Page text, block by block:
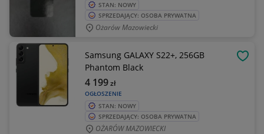
STAN: NOWY
SPRZEDAJĄCY: OSOBA PRYWATNA
Ożarów Mazowiecki
Samsung GALAXY S22+, 256GB
Phantom Black
OGŁOSZENIE
4 199zł
STAN: NOWY
SPRZEDAJĄCY: OSOBA PRYWATNA
OŻARÓW MAZOWIECKI